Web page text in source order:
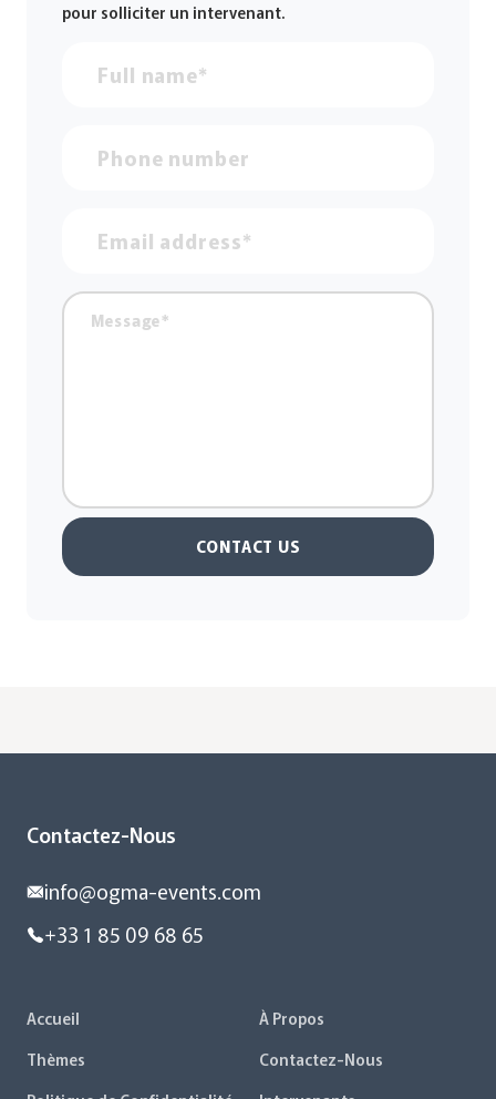
pour solliciter un intervenant.
CONTACT US
Contactez-Nous
info@ogma-events.com
+33 1 85 09 68 65
Accueil
À Propos
Thèmes
Contactez-Nous